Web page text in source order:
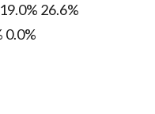
26.6%
0.0%